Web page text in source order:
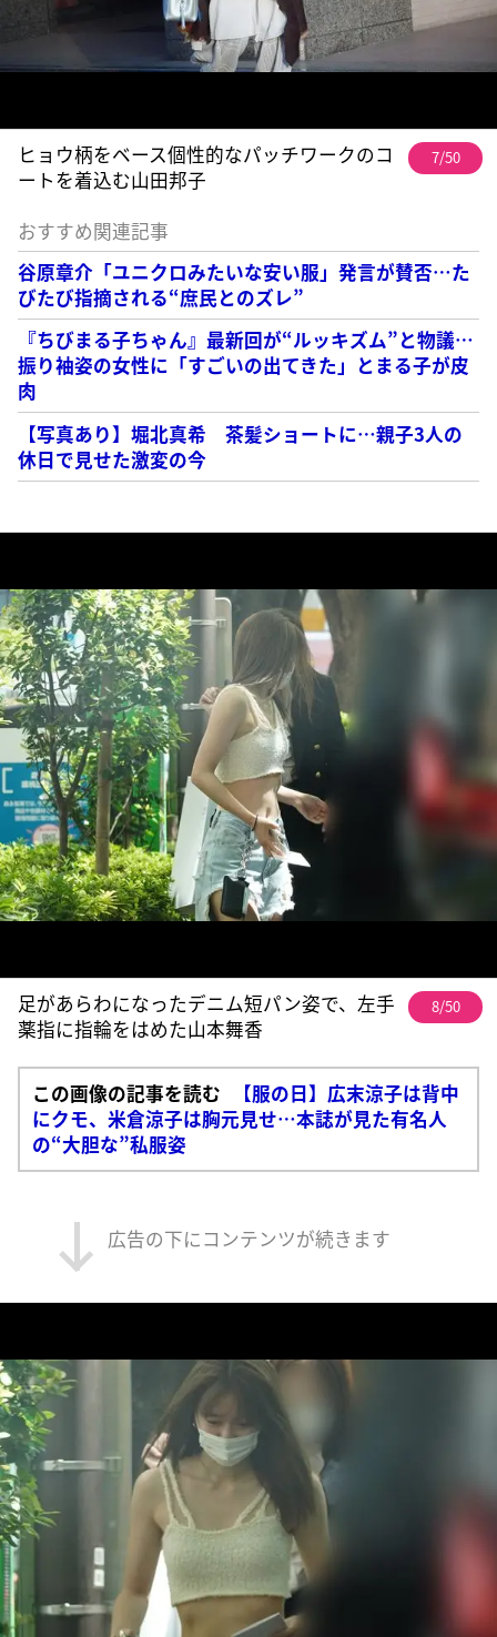
ヒョウ柄をベース個性的なパッチワークのコ
ートを着込む山田邦子
7/50
おすすめ関連記事
谷原章介「ユニクロみたいな安い服」発言が賛否…た
びたび指摘される“庶民とのズレ”
『ちびまる子ちゃん』最新回が“ルッキズム”と物議…
振り袖姿の女性に「すごいの出てきた」とまる子が皮
肉
【写真あり】堀北真希 茶髪ショートに…親子3人の
休日で見せた激変の今
足があらわになったデニム短パン姿で、左手
薬指に指輪をはめた山本舞香
8/50
この画像の記事を読む
【服の日】広末涼子は背中
にクモ、米倉涼子は胸元見せ…本誌が見た有名人
の“大胆な”私服姿
広告の下にコンテンツが続きます